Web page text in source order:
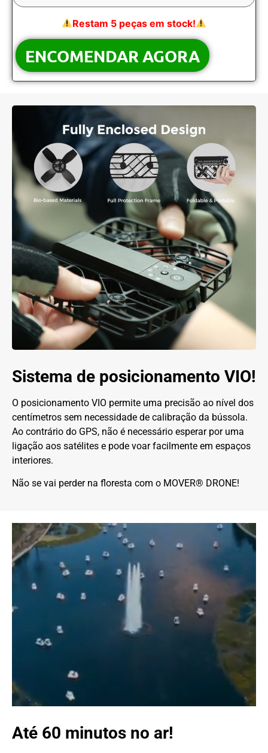
Restam 5 peças em stock!
Sistema de posicionamento VIO!
O posicionamento VIO permite uma precisão ao nível dos
centímetros sem necessidade de calibração da bússola.
Ao contrário do GPS, não é necessário esperar por uma
ligação aos satélites e pode voar facilmente em espaços
interiores.
Não se vai perder na floresta com o MOVER® DRONE!
Até 60 minutos no ar!